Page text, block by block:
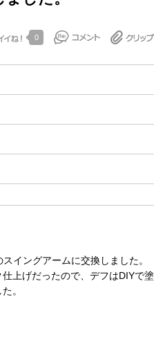
0
スイングアームに交換しました。
仕上げだったので、デフはDIYで塗
。